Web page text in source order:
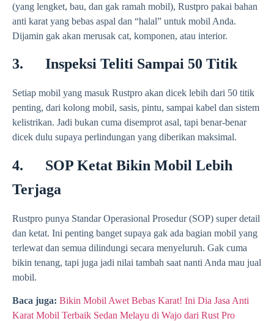
(yang lengket, bau, dan gak ramah mobil), Rustpro pakai bahan
anti karat yang bebas aspal dan “halal” untuk mobil Anda.
Dijamin gak akan merusak cat, komponen, atau interior.
3. Inspeksi Teliti Sampai 50 Titik
Setiap mobil yang masuk Rustpro akan dicek lebih dari 50 titik
penting, dari kolong mobil, sasis, pintu, sampai kabel dan sistem
kelistrikan. Jadi bukan cuma disemprot asal, tapi benar-benar
dicek dulu supaya perlindungan yang diberikan maksimal.
4. SOP Ketat Bikin Mobil Lebih
Terjaga
Rustpro punya Standar Operasional Prosedur (SOP) super detail
dan ketat. Ini penting banget supaya gak ada bagian mobil yang
terlewat dan semua dilindungi secara menyeluruh. Gak cuma
bikin tenang, tapi juga jadi nilai tambah saat nanti Anda mau jual
mobil.
Baca juga: Bikin Mobil Awet Bebas Karat! Ini Dia Jasa Anti
Karat Mobil Terbaik Sedan Melayu di Wajo dari Rust Pro